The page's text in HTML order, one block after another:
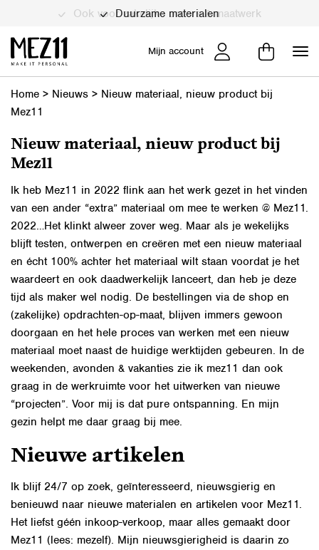
Duurzame materialen
Mijn account
Home > Nieuws > Nieuw materiaal, nieuw product bij
Mez11
Nieuw materiaal, nieuw product bij
Mez11
Ik heb Mez11 in 2022 flink aan het werk gezet in het vinden
van een ander “extra” materiaal om mee te werken @ Mez11.
2022…Het klinkt alweer zover weg. Maar als je wekelijks
blijft testen, ontwerpen en creëren met een nieuw materiaal
en écht 100% achter het materiaal wilt staan voordat je het
waardeert en ook daadwerkelijk lanceert, dan heb je deze
tijd als maker wel nodig. De bestellingen via de shop en
(zakelijke) opdrachten-op-maat, blijven immers gewoon
doorgaan en het hele proces van werken met een nieuw
materiaal moet naast de huidige werktijden gebeuren. In de
weekenden, avonden & vakanties zie ik mez11 dan ook
graag in de werkruimte voor het uitwerken van nieuwe
“projecten”. Voor mij is dat pure ontspanning. En mijn
gezin helpt me daar graag bij mee.
Nieuwe artikelen
Ik blijf 24/7 op zoek, geïnteresseerd, nieuwsgierig en
benieuwd naar nieuwe materialen en artikelen voor Mez11.
Het liefst géén inkoop-verkoop, maar alles gemaakt door
Mez11 (lees: mezelf). Mijn nieuwsgierigheid is daarin zo